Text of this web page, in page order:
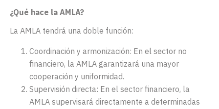
¿Qué hace la AMLA?
La AMLA tendrá una doble función:
Coordinación y armonización: En el sector no
financiero, la AMLA garantizará una mayor
cooperación y uniformidad.
Supervisión directa: En el sector financiero, la
AMLA supervisará directamente a determinadas